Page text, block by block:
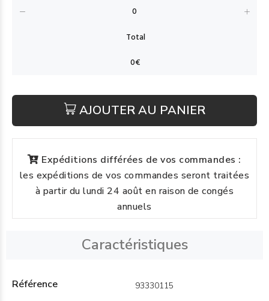
AJOUTER AU PANIER
Expéditions différées de vos commandes :
les expéditions de vos commandes seront traitées
à partir du lundi 24 août en raison de congés
annuels
Caractéristiques
Référence 93330115